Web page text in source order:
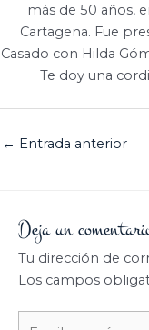
más de 50 años,
Cartagena. Fue
Casado con Hilda
Te doy una
← Entrada anterior
Deja un
Tu dirección de
Los campos